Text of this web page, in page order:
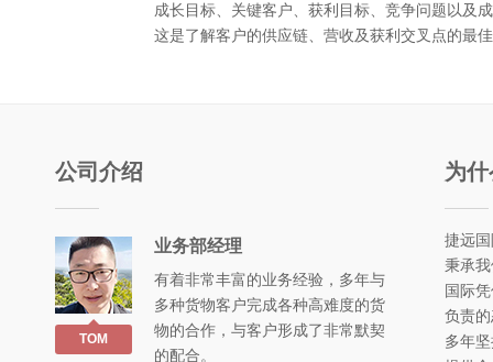
成长目标、关键客户、获利目标、竞争问题以及
这是了解客户的供应链、营收及获利交叉点的最
公司介绍
TOM
业务部经理
有着非常丰富的业务经验，多年与
多种货物客户完成各种高难度的货
物的合作，与客户形成了非常默契
的配合。
为
捷远
秉承
国际
负责
多年